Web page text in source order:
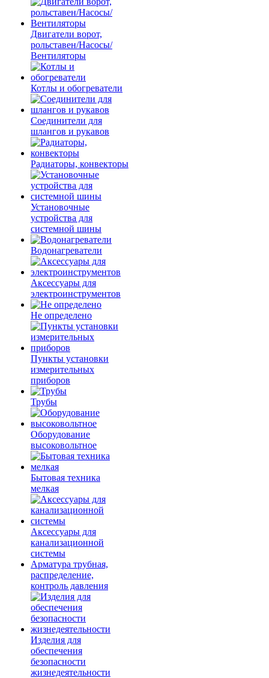
Двигатели ворот,
рольставен/Насосы/
Вентиляторы
Котлы и обогреватели
Соединители для
шлангов и рукавов
Радиаторы, конвекторы
Установочные
устройства для
системной шины
Водонагреватели
Аксессуары для
электроинструментов
Не определено
Пункты установки
измерительных
приборов
Трубы
Оборудование
высоковольтное
Бытовая техника
мелкая
Аксессуары для
канализационной
системы
Арматура трубная,
распределение,
контроль давления
Изделия для
обеспечения
безопасности
жизнедеятельности